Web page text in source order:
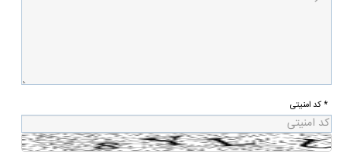
* کد امنیتی